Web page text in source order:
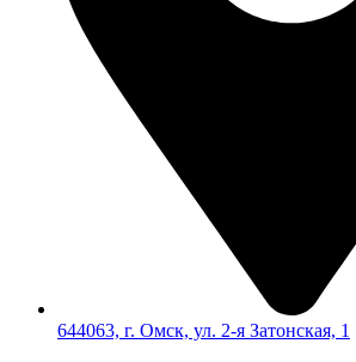
644063, г. Омск, ул. 2-я Затонская, 1